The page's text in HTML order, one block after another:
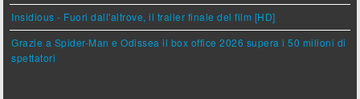
Insidious - Fuori dall'altrove, il trailer finale del film [HD]
Grazie a Spider-Man e Odissea il box office 2026 supera i 50 milioni di
spettatori